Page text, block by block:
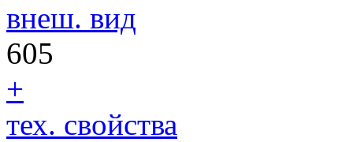
внеш. вид
605
+
тех. свойства